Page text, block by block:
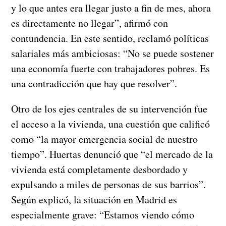
y lo que antes era llegar justo a fin de mes, ahora
es directamente no llegar”, afirmó con
contundencia. En este sentido, reclamó políticas
salariales más ambiciosas: “No se puede sostener
una economía fuerte con trabajadores pobres. Es
una contradicción que hay que resolver”.
Otro de los ejes centrales de su intervención fue
el acceso a la vivienda, una cuestión que calificó
como “la mayor emergencia social de nuestro
tiempo”. Huertas denunció que “el mercado de la
vivienda está completamente desbordado y
expulsando a miles de personas de sus barrios”.
Según explicó, la situación en Madrid es
especialmente grave: “Estamos viendo cómo